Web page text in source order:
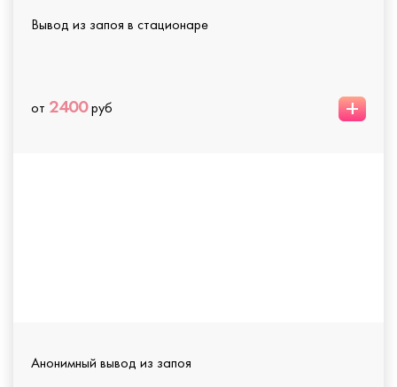
Вывод из запоя в стационаре
от 2400руб +
Анонимный вывод из запоя